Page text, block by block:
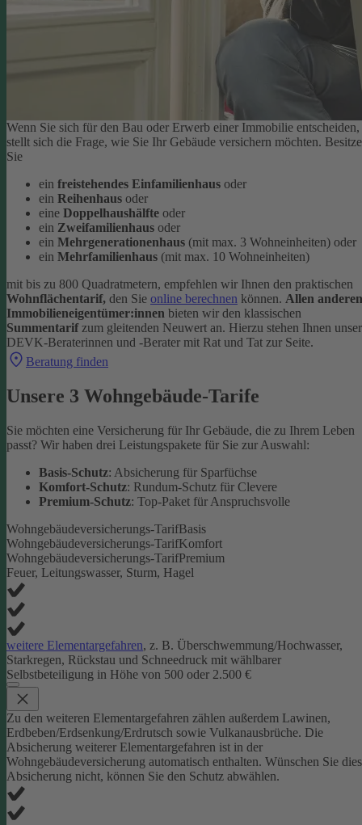
Wenn Sie sich für den Bau oder Erwerb einer Immobilie entscheiden,
stellt sich die Frage, wie Sie Ihr Gebäude versichern möchten.
Sie
ein freistehendes Einfamilienhaus oder
ein Reihenhaus oder
eine Doppelhaushälfte oder
ein Zweifamilienhaus oder
ein Mehrgenerationenhaus (mit max. 3 Wohneinheiten) oder
ein Mehrfamilienhaus (mit max. 10 Wohneinheiten)
mit bis zu 800 Quadratmetern, empfehlen wir Ihnen den praktischen
Wohnflächentarif, den Sie online berechnen können. Allen anderen
Immobilieneigentümer:innen bieten wir den klassischen
Summentarif zum gleitenden Neuwert an. Hierzu stehen Ihnen
DEVK-Beraterinnen und -Berater mit Rat und Tat zur Seite.
Beratung finden
Unsere 3 Wohngebäude-Tarife
Sie möchten eine Versicherung für Ihr Gebäude, die zu Ihrem Leben
passt? Wir haben drei Leistungspakete für Sie zur Auswahl:
Basis-Schutz: Absicherung für Sparfüchse
Komfort-Schutz: Rundum-Schutz für Clevere
Premium-Schutz: Top-Paket für Anspruchsvolle
Wohngebäudeversicherungs-TarifBasis
Wohngebäudeversicherungs-TarifKomfort
Wohngebäudeversicherungs-TarifPremium
Feuer, Leitungswasser, Sturm, Hagel
weitere Elementargefahren, z. B. Überschwemmung/Hochwasser,
Starkregen, Rückstau und Schneedruck mit wählbarer
Selbstbeteiligung in Höhe von 500 oder 2.500 €
Zu den weiteren Elementargefahren zählen außerdem Lawinen,
Erdbeben/Erdsenkung/Erdrutsch sowie Vulkanausbrüche. Die
Absicherung weiterer Elementargefahren ist in der
Wohngebäudeversicherung automatisch enthalten. Wünschen Sie
Absicherung nicht, können Sie den Schutz abwählen.